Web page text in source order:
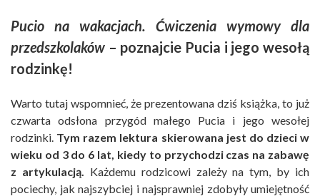
Pucio na wakacjach. Ćwiczenia wymowy dla
przedszkolaków – poznajcie Pucia i jego wesołą
rodzinkę!
Warto tutaj wspomnieć, że prezentowana dziś książka, to już
czwarta odsłona przygód małego Pucia i jego wesołej
rodzinki. Tym razem lektura skierowana jest do dzieci w
wieku od 3 do 6 lat, kiedy to przychodzi czas na zabawę
z artykulacją. Każdemu rodzicowi zależy na tym, by ich
pociechy, jak najszybciej i najsprawniej zdobyły umiejętność